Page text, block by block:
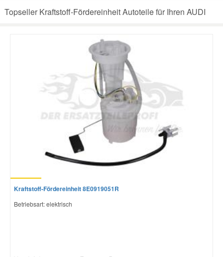
Topseller Kraftstoff-Fördereinheit Autoteile für Ihren AUDI
Kraftstoff-Fördereinheit 8E0919051R
Betriebsart: elektrisch
Nissan Ersatzteile
Skoda Ersatzteile
Smart Ersatzteile
Suzuki Ersatzteile
Toyota Ersatzteile
Vauxhall Ersatzteile